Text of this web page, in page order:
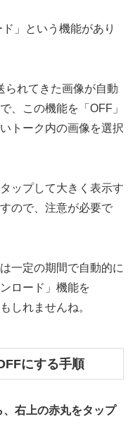
」という機能があり
られてきた画像が自動
、この機能を「OFF」
トーク内の画像を選択
ップして大きく表示す
ので、注意が必要で
一定の期間で自動的に
ロード」機能を
しれませんね。
にする手順
右上の赤丸をタップ